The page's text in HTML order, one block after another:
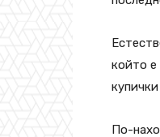
който е
По-